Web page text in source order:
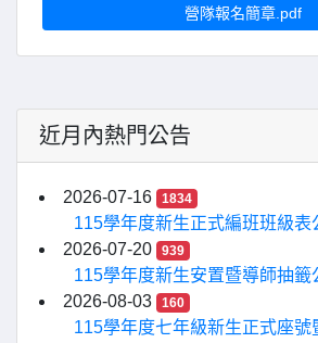
營隊報名簡章.pdf
近月內熱門公告
2026-07-16 1834
115學年度新生正式編班班級表
2026-07-20
939
115學年度新生安置暨導師抽籤
2026-08-03
160
115學年度七年級新生正式座號